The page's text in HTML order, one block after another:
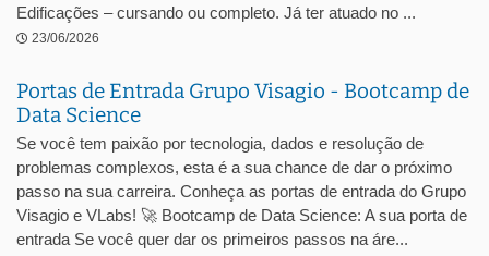
Edificações – cursando ou completo. Já ter atuado no ...
23/06/2026
Portas de Entrada Grupo Visagio - Bootcamp de
Data Science
Se você tem paixão por tecnologia, dados e resolução de
problemas complexos, esta é a sua chance de dar o próximo
passo na sua carreira. Conheça as portas de entrada do Grupo
Visagio e VLabs! 🚀 Bootcamp de Data Science: A sua porta de
entrada Se você quer dar os primeiros passos na áre...